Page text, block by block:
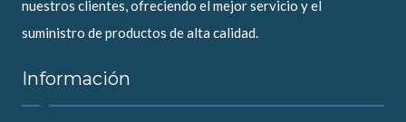
nuestros clientes, ofreciendo el mejor servicio y el
suministro de productos de alta calidad.
Información